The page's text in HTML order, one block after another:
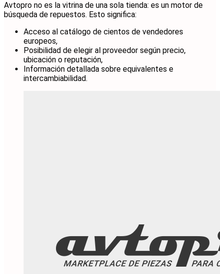
Avtopro no es la vitrina de una sola tienda: es un motor de
búsqueda de repuestos. Esto significa:
Acceso al catálogo de cientos de vendedores
europeos,
Posibilidad de elegir al proveedor según precio,
ubicación o reputación,
Información detallada sobre equivalentes e
intercambiabilidad.